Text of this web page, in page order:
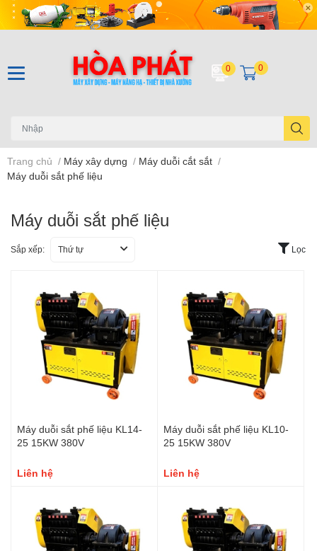
0 0
Trang chủ / Máy xây dựng / Máy duỗi cắt sắt /
Máy duỗi sắt phế liệu
Máy duỗi sắt phế liệu
Sắp xếp: Thứ tự Lọc
Máy duỗi sắt phế liệu KL14-
25 15KW 380V
Liên hệ
Máy duỗi sắt phế liệu KL10-
25 15KW 380V
Liên hệ